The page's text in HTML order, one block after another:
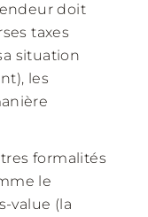
doit
taxes
situation
les
formalités
le
value (la